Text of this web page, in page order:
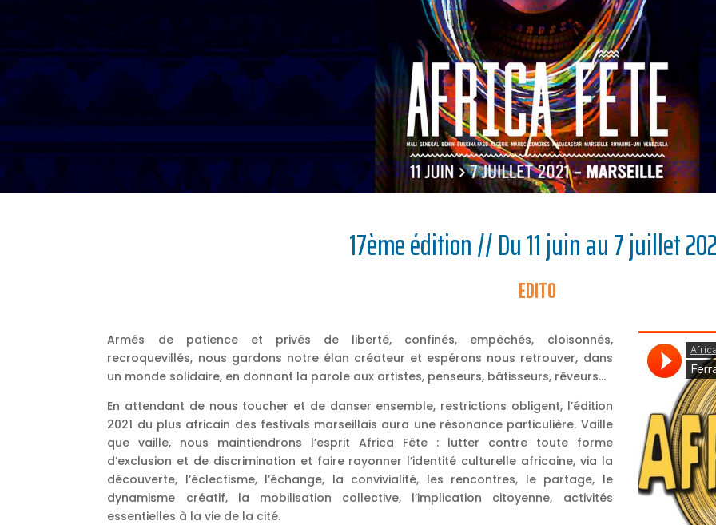
17ème édition // Du 11 juin au 7 juillet
EDITO
Armés de patience et privés de liberté, confinés, empêchés, cloisonnés,
recroquevillés, nous gardons notre élan créateur et espérons nous retrouver, dans
un monde solidaire, en donnant la parole aux artistes, penseurs, bâtisseurs, rêveurs…
En attendant de nous toucher et de danser ensemble, restrictions obligent, l’édition
2021 du plus africain des festivals marseillais aura une résonance particulière. Vaille
que vaille, nous maintiendrons l’esprit Africa Fête : lutter contre toute forme
d’exclusion et de discrimination et faire rayonner l’identité culturelle africaine, via la
découverte, l’éclectisme, l’échange, la convivialité, les rencontres, le partage, le
dynamisme créatif, la mobilisation collective, l’implication citoyenne, activités
essentielles à la vie de la cité.